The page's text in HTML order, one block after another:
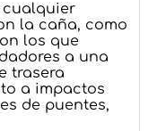
cualquier
la caña, como
los que
a una
trasera
a impactos
de puentes,